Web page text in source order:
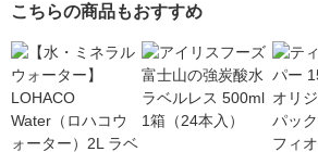
こちらの商品もおすすめ